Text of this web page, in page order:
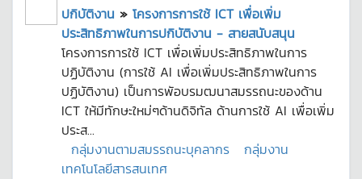
ปกิบัติงาน » โครงการการใช้ ICT เพื่อเพิ่ม
ประสิทธิภาพในการปกิบัติงาน - สายสนับสนุน
โครงการการใช้ ICT เพื่อเพิ่มประสิทธิภาพในการ
ปฏิบัติงาน (การใช้ AI เพื่อเพิ่มประสิทธิภาพในการ
ปฏิบัติงาน) เป็นการพัอบรมฒนาสมรรถนะของด้าน
ICT ให้มีทักษะใหม่ๆด้านดิจิทัล ด้านการใช้ AI เพื่อเพิ่ม
ประส...
กลุ่มงานตามสมรรถนะบุคลากร
กลุ่มงาน
เทคโนโลยีสารสนเทศ